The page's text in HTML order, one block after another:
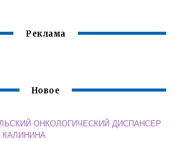
Реклама
Новое
ОНКОЛОГИЧЕСКИЙ ДИСПАНСЕР
КАЛИНИНА